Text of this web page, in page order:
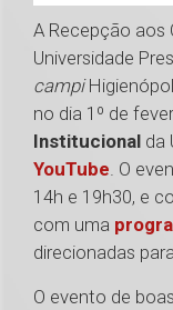
A Recepção aos
Universidade
campi
no dia 1º de
Institucional da
YouTube. O
14h e 19h30, e
com uma
direcionadas
O evento de